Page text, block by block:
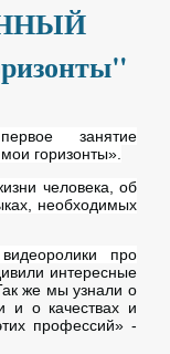
занятие
горизонты».
человека, об
необходимых
про
интересные
же мы узнали о
и о качествах и
профессий» -